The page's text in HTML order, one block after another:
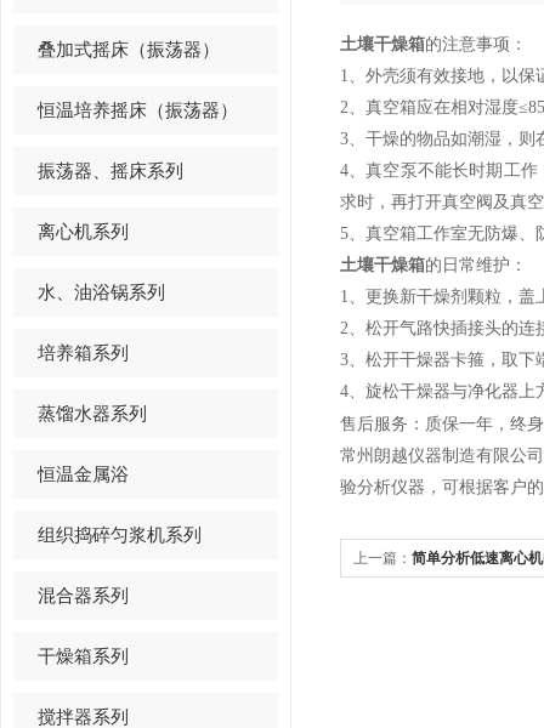
叠加式摇床（振荡器）
恒温培养摇床（振荡器）
振荡器、摇床系列
离心机系列
水、油浴锅系列
培养箱系列
蒸馏水器系列
恒温金属浴
组织捣碎匀浆机系列
混合器系列
干燥箱系列
搅拌器系列
土壤干燥箱的注意事项：
1、外壳须有效接地，
2、真空箱应在相对湿度
3、干燥的物品如潮湿，
4、真空泵不能长时期工
求时，再打开真空阀及
5、真空箱工作室无防爆
土壤干燥箱的日常维护：
1、更换新干燥剂颗粒，盖
2、松开气路快插接头的连
3、松开干燥器卡箍，取下
4、旋松干燥器与净化器上
售后服务：质保一年，终
常州朗越仪器制造有限公
验分析仪器，可根据客户
上一篇： 简单分析低速离心